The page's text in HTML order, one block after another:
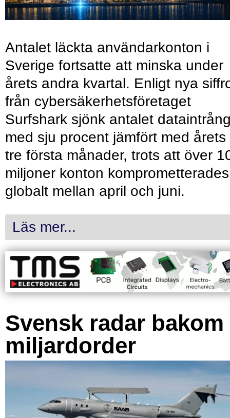
Antalet läckta användarkonton i
Sverige fortsatte att minska under
årets andra kvartal. Enligt nya
från cybersäkerhetsföretaget
Surfshark sjönk antalet
med sju procent jämfört med årets
tre första månader, trots att över
miljoner konton komprometterades
globalt mellan april och juni.
Läs mer...
Svensk radar bakom
miljardorder